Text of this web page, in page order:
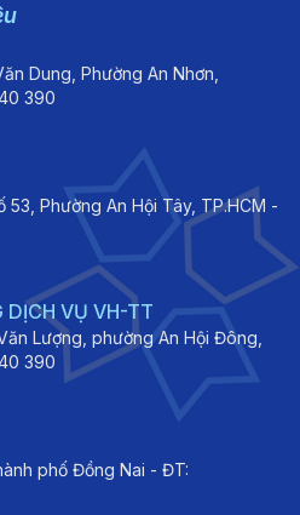
Dung, Phường An Nhơn,
390
Phường An Hội Tây, TP.HCM -
DỊCH VỤ VH-TT
Lượng, phường An Hội Đông,
390
phố Đồng Nai - ĐT: